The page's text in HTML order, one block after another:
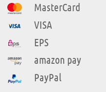
MasterCard
VISA
EPS
amazon pay
PayPal